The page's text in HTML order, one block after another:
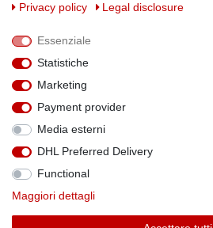
Downloads
Handelspartner werden
Facebook
Privacy policy
Legal disclosure
Essenziale
Statistiche
Marketing
Payment provider
Media esterni
DHL Preferred Delivery
Functional
Maggiori dettagli